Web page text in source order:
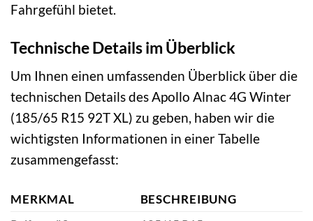
Fahrgefühl bietet.
Technische Details im Überblick
Um Ihnen einen umfassenden Überblick über die
technischen Details des Apollo Alnac 4G Winter
(185/65 R15 92T XL) zu geben, haben wir die
wichtigsten Informationen in einer Tabelle
zusammengefasst:
MERKMAL
BESCHREIBUNG